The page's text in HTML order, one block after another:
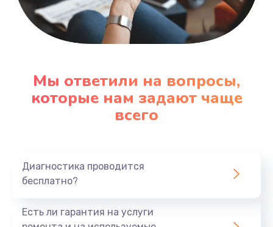
Мы ответили на вопросы,
которые нам задают чаще
всего
Диагностика проводится
бесплатно?
Есть ли гарантия на услуги